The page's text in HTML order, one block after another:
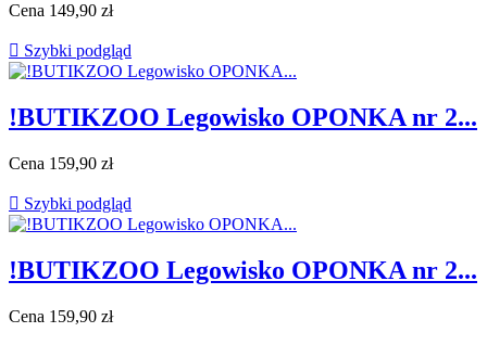
Cena 149,90 zł
 Szybki podgląd
!BUTIKZOO Legowisko OPONKA nr 2...
Cena 159,90 zł
 Szybki podgląd
!BUTIKZOO Legowisko OPONKA nr 2...
Cena 159,90 zł